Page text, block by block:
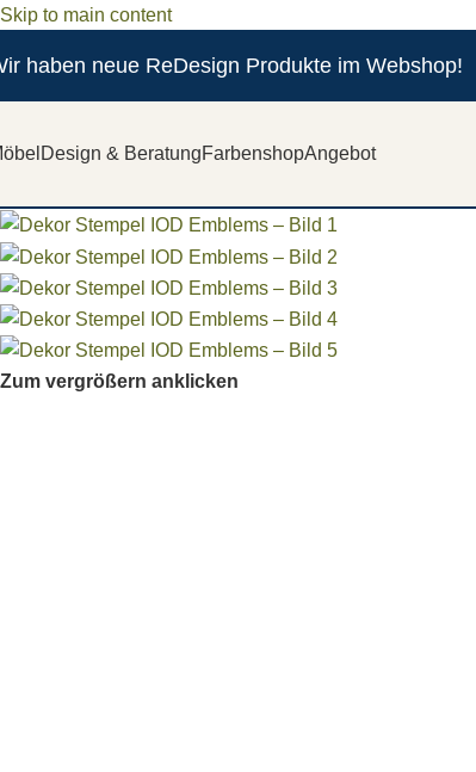
Skip to main content
haben neue ReDesign Produkte im Webshop!
Design & BeratungFarbenshopAngebot
Zum vergrößern anklicken